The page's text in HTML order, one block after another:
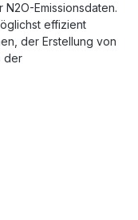
Emissionsdaten.
effizient
der Erstellung von
der